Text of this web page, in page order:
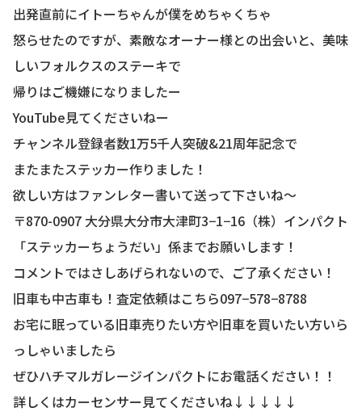
出発直前にイトーちゃんが僕をめちゃくちゃ
怒らせたのですが、素敵なオーナー様との出会いと、美味
しいフォルクスのステーキで
帰りはご機嫌になりましたー
YouTube見てくださいねー
チャンネル登録者数1万5千人突破&21周年記念で
またまたステッカー作りました！
欲しい方はファンレター書いて送って下さいね〜
〒870-0907 大分県大分市大津町3−1−16（株）インパクト
「ステッカーちょうだい」係までお願いします！
コメントではさしあげられないので、ご了承ください！
旧車も中古車も！査定依頼はこちら097−578−8788
お宅に眠っている旧車売りたい方や旧車を買いたい方いら
っしゃいましたら
ぜひハチマルガレージインパクトにお電話ください！！
詳しくはカーセンサー見てくださいね↓↓↓↓↓